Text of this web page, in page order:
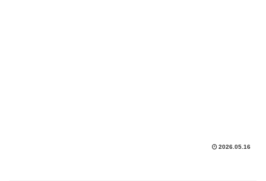
2026.05.16